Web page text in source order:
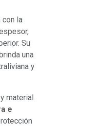
con la
Su
una
y
material
e